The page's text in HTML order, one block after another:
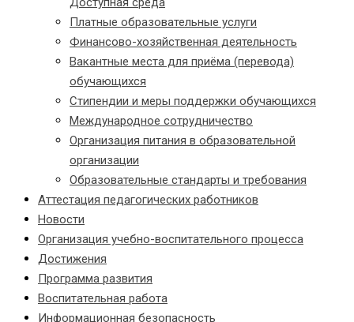
Платные образовательные услуги
Финансово-хозяйственная деятельность
Вакантные места для приёма (перевода)
обучающихся
Стипендии и меры поддержки обучающихся
Международное сотрудничество
Организация питания в образовательной
организации
Образовательные стандарты и требования
Аттестация педагогических работников
Новости
Организация учебно-воспитательного процесса
Достижения
Программа развития
Воспитательная работа
Информационная безопасность